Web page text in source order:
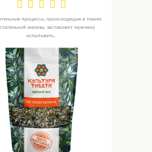
процессы, происходящие в тканях
железы, заставляют мужчину
испытывать...